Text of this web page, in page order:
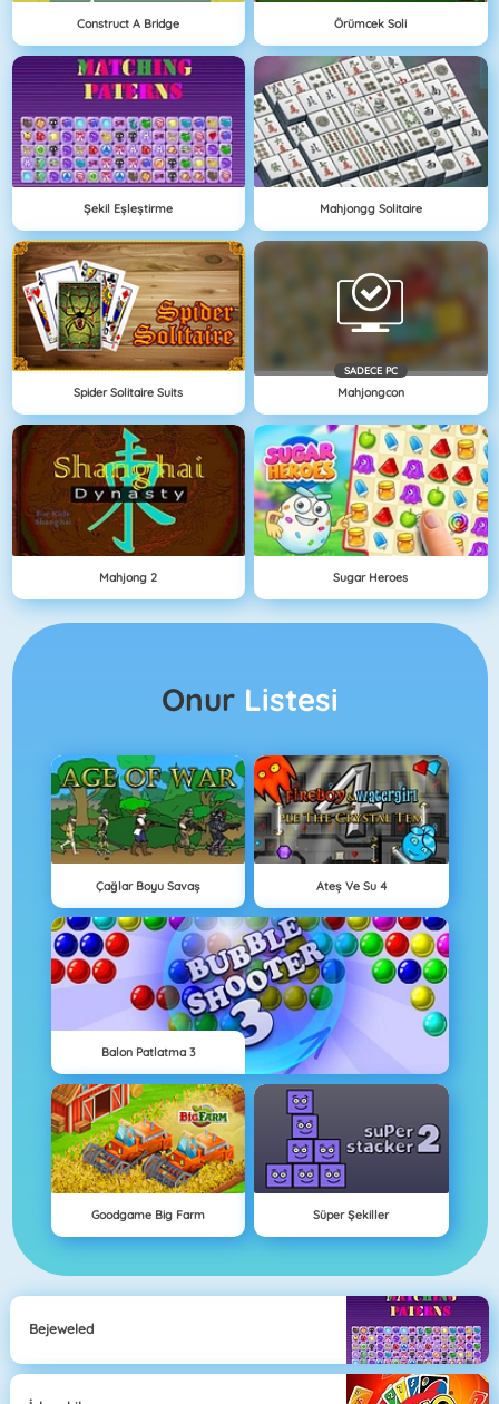
Construct A Bridge Örümcek Soli
Şekil Eşleştirme Mahjongg Solitaire
Spider Solitaire Suits
SADECE PC
Mahjongcon
Mahjong 2 Sugar Heroes
Onur Listesi
Çağlar Boyu Savaş Ateş Ve Su 4
Balon Patlatma 3
Goodgame Big Farm Süper Şekiller
Bejeweled